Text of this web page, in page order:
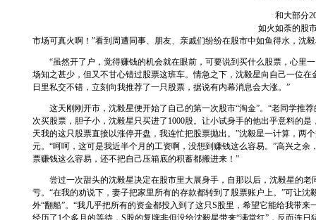
和大部分20
如火如荼的股
市场可真火啊！”看到周遭同事、朋友、亲戚们纷纷在股市中如鱼得水，沈
“虽然开了户，觉得赚钱的机会就在眼前，可要说到买什么股票，心里
场知之甚少，但又不甘心错过股票这班车。情急之下，沈毅星向自己一位
日里私交不错，立刻向我推荐了一只股票，据说有内幕消息会大涨。”
这天刚刚开市，沈毅星便开始了自己的第一次股市“淘金”。“老同学推荐
次买股票，胆子小，沈毅星只买进了1000股。让小试身手的他出乎意料的
天我的这只股票直接以涨停开盘，我连忙把股票抛出。”沈毅星一计算，两
元。“呵呵，这可是我近半个月的工资啊，没想到赚钱这么容易。”高兴之
票赚钱这么容易，还不把自己压箱底的积蓄都搬进来！”
尝过一次甜头的沈毅星决定在股市里大展身手，自那以后，沈毅星的老
亏。“在我的劝说下，妻子把家里所有的存款都转到了股票账户上。”可让
外“翻船”。“我几乎把所有的资金都投入到了这只S股里，希望它能给我带
经历了1个多月的等待，S股的复牌非但没给沈毅星带来“满堂红”，反而连日